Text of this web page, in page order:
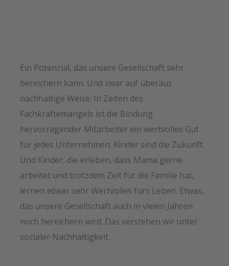
Ein Potenzial, das unsere Gesellschaft sehr
bereichern kann. Und zwar auf überaus
nachhaltige Weise. In Zeiten des
Fachkräftemangels ist die Bindung
hervorragender Mitarbeiter ein wertvolles Gut
für jedes Unternehmen. Kinder sind die Zukunft.
Und Kinder, die erleben, dass Mama gerne
arbeitet und trotzdem Zeit für die Familie hat,
lernen etwas sehr Wertvolles fürs Leben. Etwas,
das unsere Gesellschaft auch in vielen Jahren
noch bereichern wird. Das verstehen wir unter
sozialer Nachhaltigkeit.